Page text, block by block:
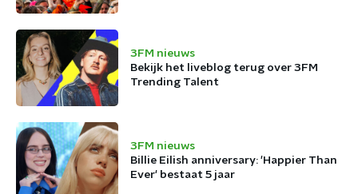
3FM nieuws
Bekijk het liveblog terug over 3FM
Trending Talent
3FM nieuws
Billie Eilish anniversary: 'Happier Than
Ever' bestaat 5 jaar